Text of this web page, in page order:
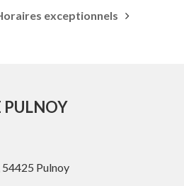
exceptionnels
PULNOY
54425 Pulnoy